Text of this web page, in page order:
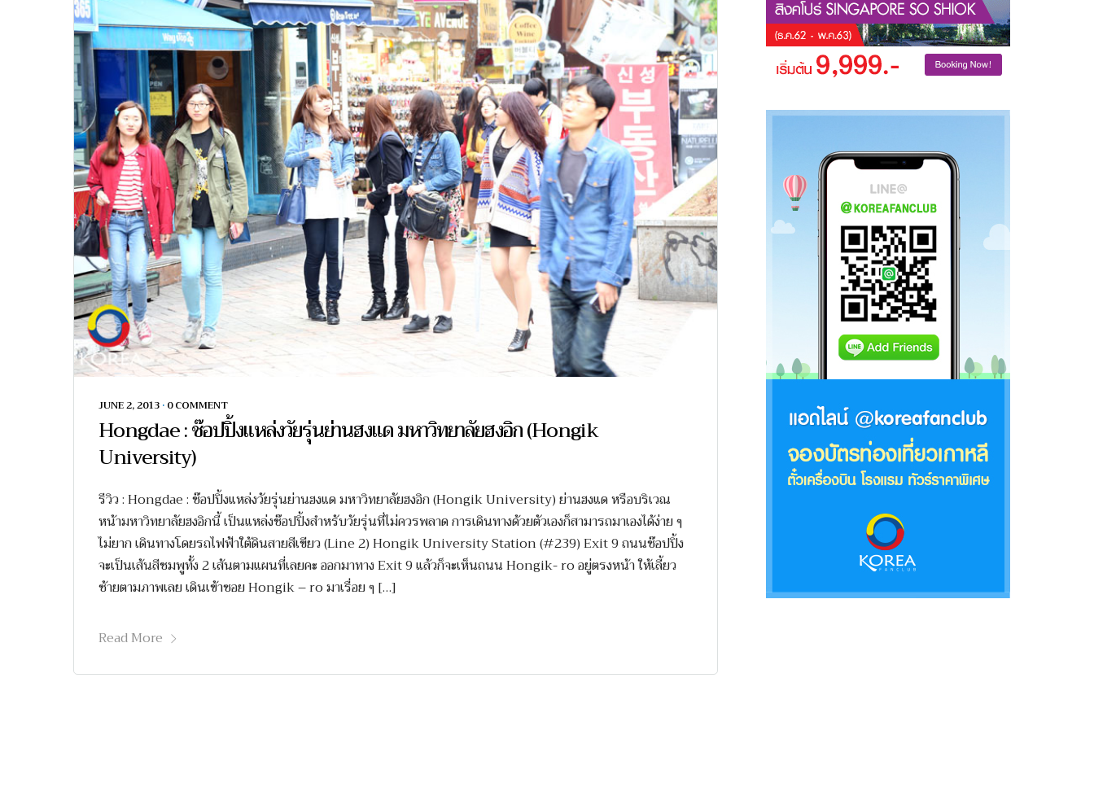
JUNE 2, 2013 • 0 COMMENT
Hongdae : ช๊อปปิ้งแหล่งวัยรุ่นย่านฮงแด มหาวิทยาลัยฮงอิก (Hongik
University)
รีวิว : Hongdae : ช๊อปปิ้งแหล่งวัยรุ่นย่านฮงแด มหาวิทยาลัยฮงอิก (Hongik University) ย่านฮงแด หรือบริเวณ
หน้ามหาวิทยาลัยฮงอิกนี้ เป็นแหล่งช๊อปปิ้งสำหรับวัยรุ่นที่ไม่ควรพลาด การเดินทางด้วยตัวเองก็สามารถมาเองได้ง่าย ๆ
ไม่ยาก เดินทางโดยรถไฟฟ้าใต้ดินสายสีเขียว (Line 2) Hongik University Station (#239) Exit 9 ถนนช๊อปปิ้ง
จะเป็นเส้นสีชมพูทั้ง 2 เส้นตามแผนที่เลยคะ ออกมาทาง Exit 9 แล้วก็จะเห็นถนน Hongik- ro อยู่ตรงหน้า ให้เลี้ยว
ซ้ายตามภาพเลย เดินเข้าซอย Hongik – ro มาเรื่อย ๆ […]
Read More